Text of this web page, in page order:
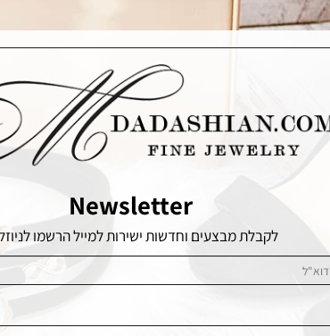
054-5343182
054-5343182
Newsletter
לקבלת מבצעים וחדשות ישירות למייל הרשמו לניוזלטר